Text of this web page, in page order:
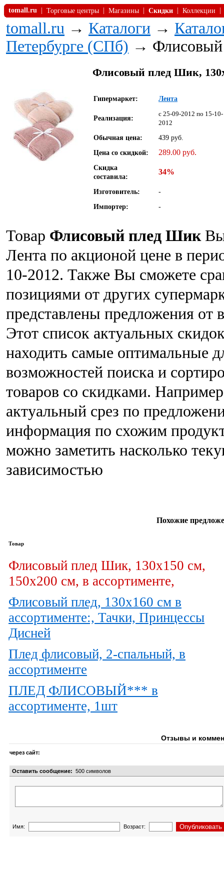
tomall.ru Торговые центры Магазины Скидки Коллекции
tomall.ru → Каталоги →
Петербурге (СПб) →
Флисовый плед Шик,
Гипермаркет: Лента
Реализация:
c 25-09-2012 по 15-10-
2012
Обычная цена:
439 руб.
Цена со скидкой:
289.00 руб.
Скидка
составила:
34%
Изготовитель:
-
Импортер:
-
Товар Флисовый плед ШикВы
Лента по акционой цене в
10-2012. Также Вы сможете
позициями от других
представлены предложения от
Этот список актуальных
находить самые оптимальные
возможностей поиска и
товаров со скидками.
актуальный срез по
информация по схожим
можно заметить насколько
зависимостью
Похожие
Товар
Флисовый плед Шик, 130х150 см,
150х200 см, в ассортименте,
Флисовый плед, 130х160 см в
ассортименте:, Тачки, Принцессы
Дисней
Плед флисовый, 2-спальный, в
ассортименте
ПЛЕД ФЛИСОВЫЙ*** в
ассортименте, 1шт
Отзывы и
через сайт:
Оставить сообщение: 500 символов
Имя: Возраст: